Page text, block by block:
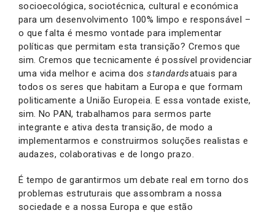
socioecológica, sociotécnica, cultural e económica
para um desenvolvimento 100% limpo e responsável –
o que falta é mesmo vontade para implementar
políticas que permitam esta transição? Cremos que
sim. Cremos que tecnicamente é possível providenciar
uma vida melhor e acima dosstandardsatuais para
todos os seres que habitam a Europa e que formam
politicamente a União Europeia. E essa vontade existe,
sim. No PAN, trabalhamos para sermos parte
integrante e ativa desta transição, de modo a
implementarmos e construirmos soluções realistas e
audazes, colaborativas e de longo prazo.
É tempo de garantirmos um debate real em torno dos
problemas estruturais que assombram a nossa
sociedade e a nossa Europa e que estão